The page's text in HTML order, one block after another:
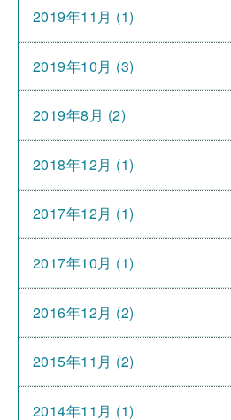
2019年11月 (1)
2019年10月 (3)
2019年8月 (2)
2018年12月 (1)
2017年12月 (1)
2017年10月 (1)
2016年12月 (2)
2015年11月 (2)
2014年11月 (1)